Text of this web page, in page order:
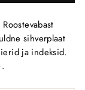
sihverplaat
ja indeksid.